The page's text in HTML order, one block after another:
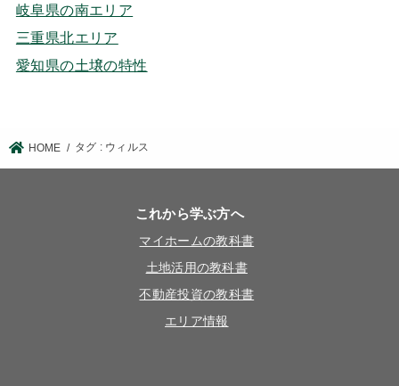
岐阜県の南エリア
三重県北エリア
愛知県の土壌の特性
HOME タグ : ウィルス
これから学ぶ方へ
マイホームの教科書
土地活用の教科書
不動産投資の教科書
エリア情報